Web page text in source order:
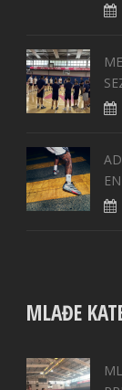
MLAĐE